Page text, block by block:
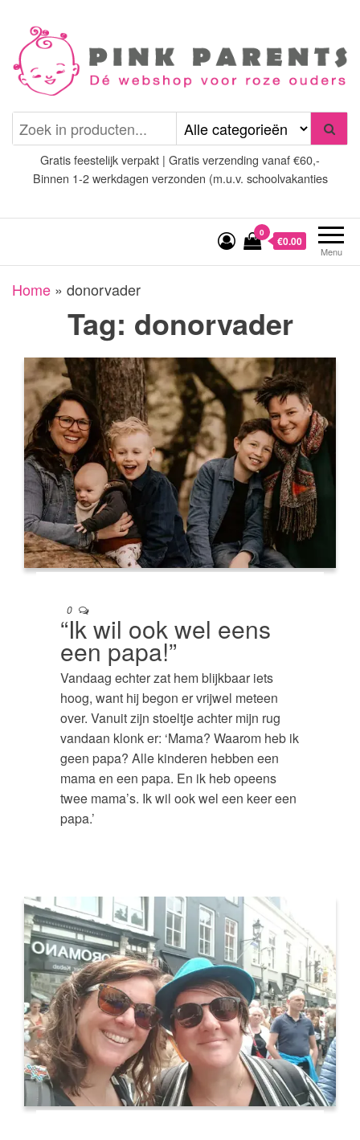
inhoud
Pink Parents
(wens)ouders
Gratis feestelijk verpakt | Gratis verzending vanaf €60,-
Binnen 1-2 werkdagen verzonden (m.u.v. schoolvakanties
Menu
0
€0.00
Home » donorvader
Tag: donorvader
0
“Ik wil ook wel eens
een papa!”
Vandaag echter zat hem blijkbaar iets
hoog, want hij begon er vrijwel meteen
over. Vanuit zijn stoeltje achter mijn rug
vandaan klonk er: ‘Mama? Waarom heb ik
geen papa? Alle kinderen hebben een
mama en een papa. En ik heb opeens
twee mama’s. Ik wil ook wel een keer een
papa.’